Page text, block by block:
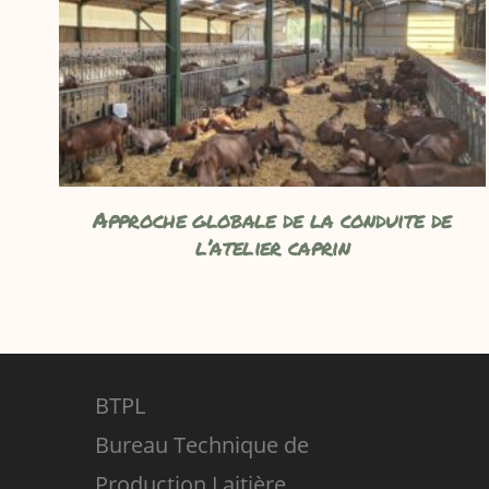
Approche globale de la conduite de
l’atelier caprin
BTPL
Bureau Technique de